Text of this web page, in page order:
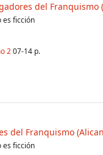
del Franquismo
es ficción
207-14 p.
del Franquismo
es ficción